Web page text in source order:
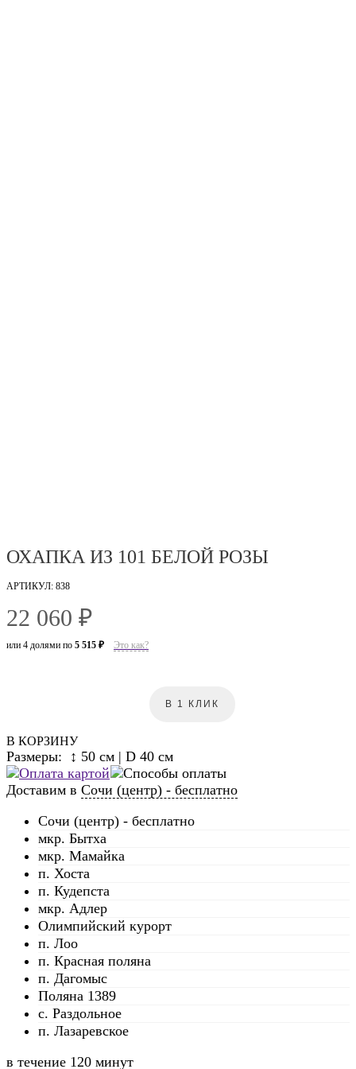
ОХАПКА ИЗ 101 БЕЛОЙ РОЗЫ
АРТИКУЛ: 838
22 060 ₽
или 4 долями по 5 515 ₽ Это как?
В КОРЗИНУ
В 1 КЛИК
Размеры: ↕ 50 см | D 40 см
Доставим в Сочи (центр) - бесплатно
Сочи (центр) - бесплатно
мкр. Бытха
мкр. Мамайка
п. Хоста
п. Кудепста
мкр. Адлер
Олимпийский курорт
п. Лоо
п. Красная поляна
п. Дагомыс
Поляна 1389
с. Раздольное
п. Лазаревское
в течение 120 минут